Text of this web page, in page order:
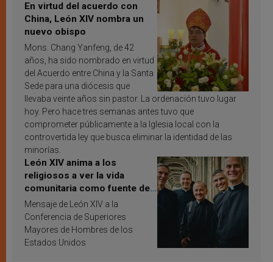
En virtud del acuerdo con
China, León XIV nombra un
nuevo obispo
Mons. Chang Yanfeng, de 42
años, ha sido nombrado en virtud
del Acuerdo entre China y la Santa
Sede para una diócesis que
llevaba veinte años sin pastor. La ordenación tuvo lugar
hoy. Pero hace tres semanas antes tuvo que
comprometer públicamente a la Iglesia local con la
controvertida ley que busca eliminar la identidad de las
minorías.
León XIV anima a los
religiosos a ver la vida
comunitaria como fuente de
inspiración y santificación
Mensaje de León XIV a la
Conferencia de Superiores
Mayores de Hombres de los
Estados Unidos